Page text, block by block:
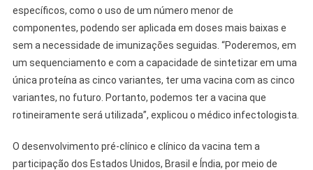
específicos, como o uso de um número menor de
componentes, podendo ser aplicada em doses mais baixas e
sem a necessidade de imunizações seguidas. “Poderemos, em
um sequenciamento e com a capacidade de sintetizar em uma
única proteína as cinco variantes, ter uma vacina com as cinco
variantes, no futuro. Portanto, podemos ter a vacina que
rotineiramente será utilizada”, explicou o médico infectologista.
O desenvolvimento pré-clínico e clínico da vacina tem a
participação dos Estados Unidos, Brasil e Índia, por meio de